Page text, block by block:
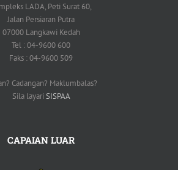
LADA, Peti Surat 60,
Jalan Persiaran Putra
07000 Langkawi Kedah
Tel : 04-9600 600
Faks : 04-9600 509
Cadangan? Maklumbalas?
Sila layari SISPAA
CAPAIAN LUAR